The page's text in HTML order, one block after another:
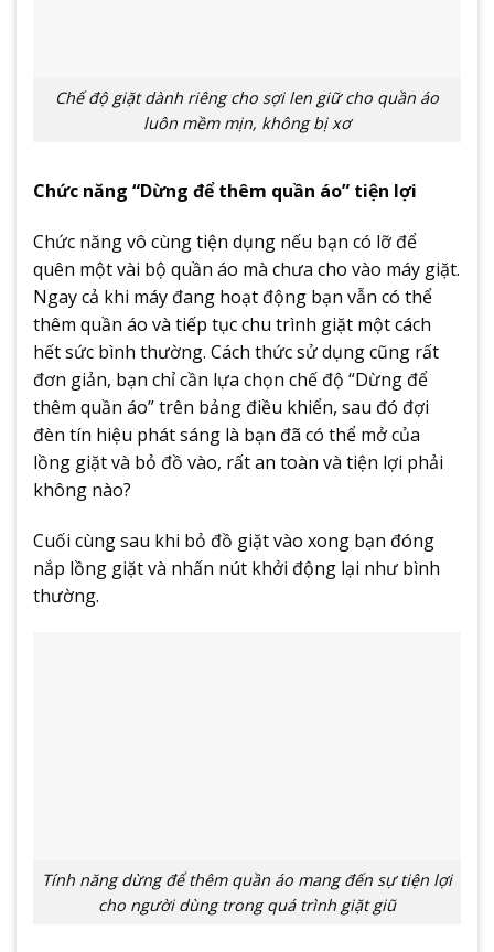
Chế độ giặt dành riêng cho sợi len giữ cho quần áo
luôn mềm mịn, không bị xơ
Chức năng “Dừng để thêm quần áo” tiện lợi
Chức năng vô cùng tiện dụng nếu bạn có lỡ để
quên một vài bộ quần áo mà chưa cho vào máy giặt.
Ngay cả khi máy đang hoạt động bạn vẫn có thể
thêm quần áo và tiếp tục chu trình giặt một cách
hết sức bình thường. Cách thức sử dụng cũng rất
đơn giản, bạn chỉ cần lựa chọn chế độ “Dừng để
thêm quần áo” trên bảng điều khiển, sau đó đợi
đèn tín hiệu phát sáng là bạn đã có thể mở của
lồng giặt và bỏ đồ vào, rất an toàn và tiện lợi phải
không nào?
Cuối cùng sau khi bỏ đồ giặt vào xong bạn đóng
nắp lồng giặt và nhấn nút khởi động lại như bình
thường.
Tính năng dừng để thêm quần áo mang đến sự tiện lợi
cho người dùng trong quá trình giặt giũ